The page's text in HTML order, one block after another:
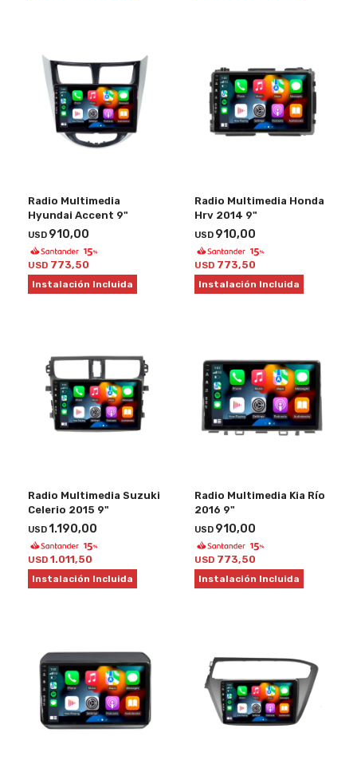
Radio Multimedia
Hyundai Accent 9"
USD 910,00
USD 773,50
Instalación Incluida
Radio Multimedia Honda
Hrv 2014 9"
USD 910,00
USD 773,50
Instalación Incluida
Radio Multimedia Suzuki
Celerio 2015 9"
USD1.190,00
USD 1.011,50
Instalación Incluida
Radio Multimedia Kia Río
2016 9"
USD 910,00
USD 773,50
Instalación Incluida